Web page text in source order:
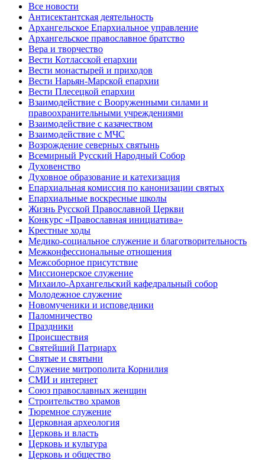
Все новости
Антисектантская деятельность
Архангельское Епархиальное управление
Архангельское православное братство
Вера и творчество
Вести Котласской епархии
Вести монастырей и приходов
Вести Нарьян-Марской епархии
Вести Плесецкой епархии
Взаимодействие с Вооруженными силами и
правоохранительными учреждениями
Взаимодействие с казачеством
Взаимодействие с МЧС
Возрождение северных святынь
Всемирный Русский Народный Собор
Духовенство
Духовное образование и катехизация
Епархиальная комиссия по канонизации святых
Епархиальные воскресные школы
Жизнь Русской Православной Церкви
Конкурс «Православная инициатива»
Крестные ходы
Медико-социальное служение и благотворительность
Межконфессиональные отношения
Межсоборное присутствие
Миссионерское служение
Михаило-Архангельский кафедральный собор
Молодежное служение
Новомученики и исповедники
Паломничество
Праздники
Происшествия
Святейший Патриарх
Святые и святыни
Служение митрополита Корнилия
СМИ и интернет
Союз православных женщин
Строительство храмов
Тюремное служение
Церковная археология
Церковь и власть
Церковь и культура
Церковь и общество